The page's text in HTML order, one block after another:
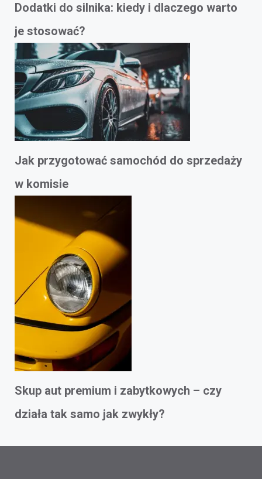
Dodatki do silnika: kiedy i dlaczego warto
je stosować?
Jak przygotować samochód do sprzedaży
w komisie
Skup aut premium i zabytkowych – czy
działa tak samo jak zwykły?